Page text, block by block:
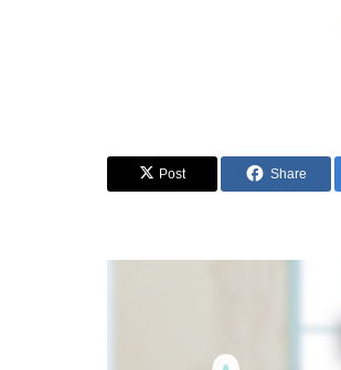
Post Share